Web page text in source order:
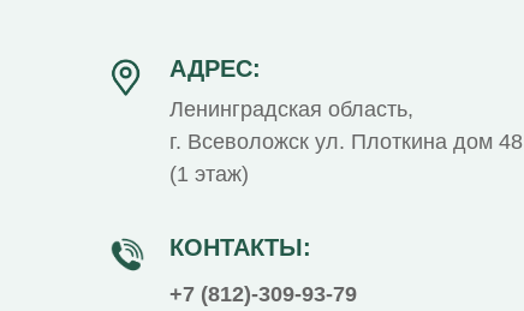
+7 (812)-309-93-79
Ленинградская область,
г. Всеволожск ул. Плоткина дом 48
(1 этаж)
КОНТАКТЫ:
АДРЕС: